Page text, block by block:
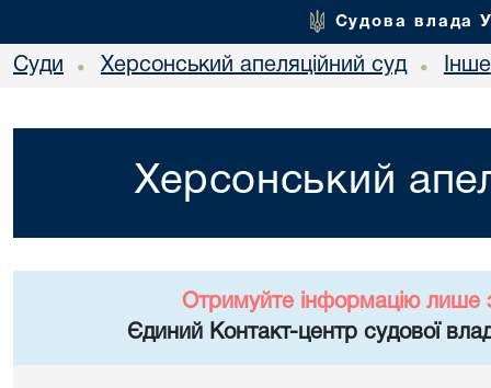
Судова влада
Суди • Херсонський апеляційний суд • Інше
Херсонський
Отримуйте інформацію лише
Єдиний Контакт-центр судової